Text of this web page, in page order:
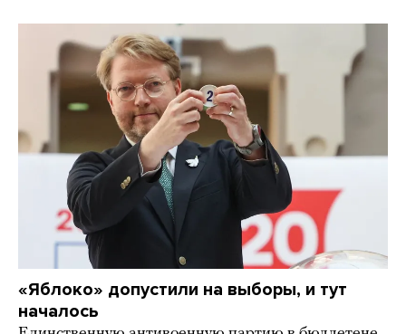
«Яблоко» допустили на выборы, и тут
началось